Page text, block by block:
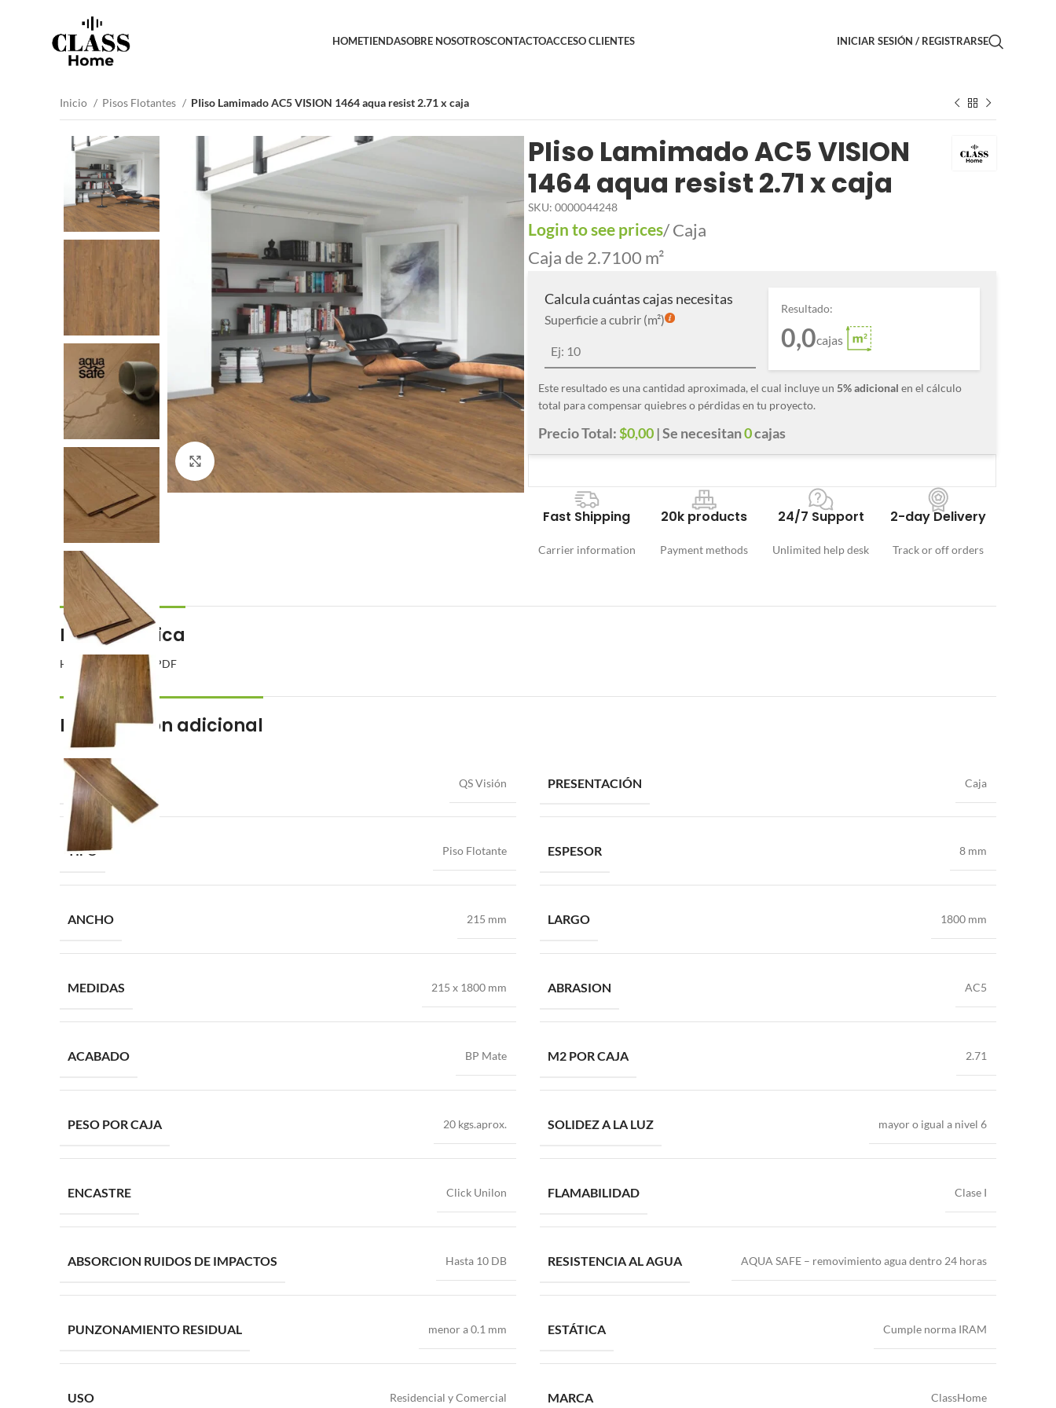
HOMETIENDASOBRE NOSOTROSCONTACTOACCESO CLIENTES INICIAR SESIÓN / REGISTRARSE
Inicio Pisos Flotantes PIiso Lamimado AC5 VISION 1464 aqua resist 2.71 x caja
Click to enlarge
PIiso Lamimado AC5 VISION
1464 aqua resist 2.71 x caja
SKU: 0000044248
Login to see prices/ Caja
Caja de 2.7100 m²
Calcula cuántas cajas necesitas
Superficie a cubrir (m²)
Resultado:
0,0cajas
Este resultado es una cantidad aproximada, el cual incluye un 5% adicional en el cálculo
total para compensar quiebres o pérdidas en tu proyecto.
Precio Total:$0,00| Se necesitan0cajas
Fast Shipping
Carrier information
20k products
Payment methods
24/7 Support
Unlimited help desk
2-day Delivery
Track or off orders
Ficha Técnica
Hacé click para ver PDF
Información adicional
COLECCIÓN QS Visión PRESENTACIÓN Caja
TIPO Piso Flotante ESPESOR 8 mm
ANCHO 215 mm LARGO 1800 mm
MEDIDAS 215 x 1800 mm ABRASION AC5
ACABADO BP Mate M2 POR CAJA 2.71
PESO POR CAJA 20 kgs.aprox. SOLIDEZ A LA LUZ mayor o igual a nivel 6
ENCASTRE Click Unilon FLAMABILIDAD Clase I
ABSORCION RUIDOS DE IMPACTOS Hasta 10 DB RESISTENCIA AL AGUA AQUA SAFE – removimiento agua dentro 24 horas
PUNZONAMIENTO RESIDUAL menor a 0.1 mm ESTÁTICA Cumple norma IRAM
USO Residencial y Comercial MARCA ClassHome